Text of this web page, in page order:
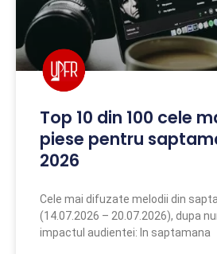
Top 10 din 100 cele
piese pentru
2026
Cele mai difuzate melodii din
(14.07.2026 – 20.07.2026), dupa
impactul audientei: In saptamana